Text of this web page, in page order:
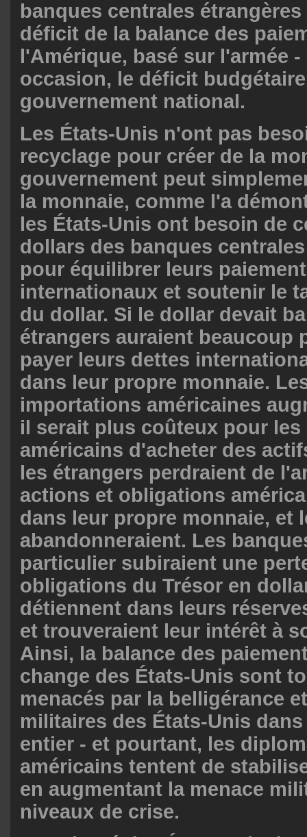
banques centrales
déficit de la balance des
l'Amérique, basé sur l'armée -
occasion, le déficit
gouvernement national.
Les États-Unis n'ont pas
recyclage pour créer de la
gouvernement peut
la monnaie, comme l'a
les États-Unis ont besoin de
dollars des banques
pour équilibrer leurs
internationaux et soutenir le
du dollar. Si le dollar devait
étrangers auraient beaucoup
payer leurs dettes
dans leur propre monnaie.
importations américaines
il serait plus coûteux pour
américains d'acheter des
les étrangers perdraient de
actions et obligations
dans leur propre monnaie, et
abandonneraient. Les
particulier subiraient une
obligations du Trésor en
détiennent dans leurs
et trouveraient leur intérêt à
Ainsi, la balance des
change des États-Unis sont
menacés par la belligérance
militaires des États-Unis
entier - et pourtant, les
américains tentent de
en augmentant la menace
niveaux de crise.